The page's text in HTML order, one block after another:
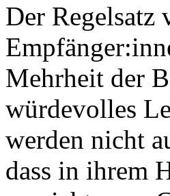
Der
Mehrheit der
würdevolles
werden nicht
dass in ihrem